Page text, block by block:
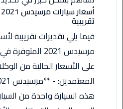
السخنة
ليموزين
الشيخ
تقريبية
فيما يلي تقديرات تقريبية
مرسيدس 2021
على الأسعار الحالية من
هذه السيارة واحدة من